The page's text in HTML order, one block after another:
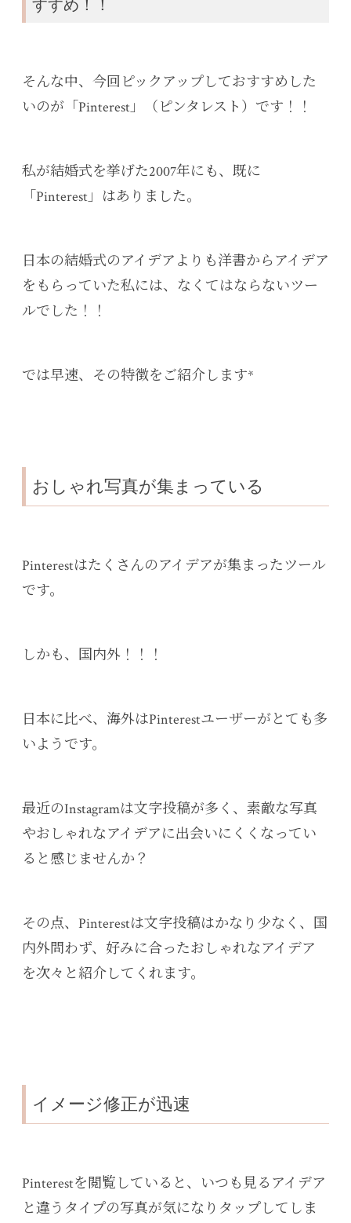
すすめ！！
そんな中、今回ピックアップしておすすめした
いのが「Pinterest」（ピンタレスト）です！！
私が結婚式を挙げた2007年にも、既に
「Pinterest」はありました。
日本の結婚式のアイデアよりも洋書からアイデア
をもらっていた私には、なくてはならないツー
ルでした！！
では早速、その特徴をご紹介します*
おしゃれ写真が集まっている
Pinterestはたくさんのアイデアが集まったツール
です。
しかも、国内外！！！
日本に比べ、海外はPinterestユーザーがとても多
いようです。
最近のInstagramは文字投稿が多く、素敵な写真
やおしゃれなアイデアに出会いにくくなってい
ると感じませんか？
その点、Pinterestは文字投稿はかなり少なく、国
内外問わず、好みに合ったおしゃれなアイデア
を次々と紹介してくれます。
イメージ修正が迅速
Pinterestを閲覧していると、いつも見るアイデア
と違うタイプの写真が気になりタップしてしま